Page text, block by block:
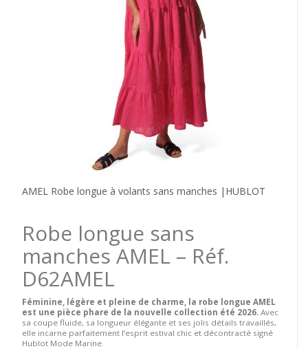
AMEL Robe longue à volants sans manches |HUBLOT
Robe longue sans
manches AMEL – Réf.
D62AMEL
Féminine, légère et pleine de charme, la robe longue AMEL
est une pièce phare de la nouvelle collection été 2026. Avec
sa coupe fluide, sa longueur élégante et ses jolis détails travaillés,
elle incarne parfaitement l’esprit estival chic et décontracté signé
Hublot Mode Marine.